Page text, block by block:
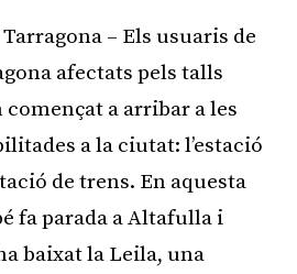
– Els usuaris de
afectats pels talls
a arribar a les
a la ciutat: l’estació
de trens. En aquesta
fa parada a Altafulla i
baixat la Leila, una